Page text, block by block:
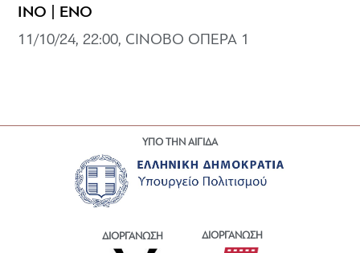
ΙΝΟ | ENO
11/10/24, 22:00, CINOBO ΟΠΕΡΑ 1
ΥΠΟ ΤΗΝ ΑΙΓΙΔΑ
ΔΙΟΡΓΑΝΩΣΗ ΔΙΟΡΓΑΝΩΣΗ